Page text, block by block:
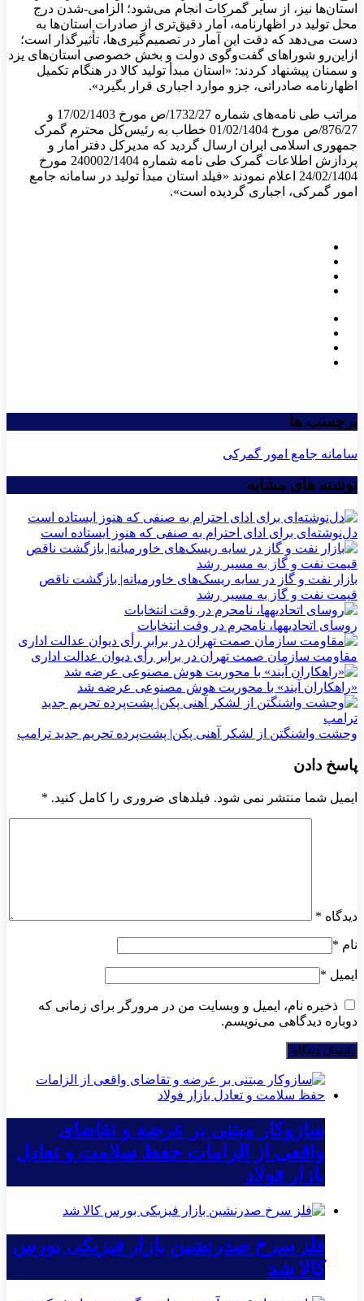
استان‌ها نیز، از سایر گمرکات انجام می‌شود؛ الزامی-شدن درج
محل تولید در اظهارنامه، آمار دقیق‌تری از صادرات استان‌ها به
دست می‌دهد که دقت این آمار در تصمیم‌گیری‌ها، تأثیرگذار است؛
ازاین‌رو شورا‌های گفت‌وگوی دولت و بخش خصوصی استان‌های یزد
و سمنان پیشنهاد کردند: «استان مبدأ تولید کالا در هنگام تکمیل
اظهارنامه صادراتی، جزو موارد اجباری قرار بگیرد».
مراتب طی نامه‌های شماره 1732/27/ص مورخ 17/02/1403 و
876/27/ص مورخ 01/02/1404 خطاب به رئیس‌کل محترم گمرک
جمهوری اسلامی ایران ارسال گردید که مدیرکل دفتر آمار و
پردازش اطلاعات گمرک طی نامه شماره 240002/1404 مورخ
24/02/1404 اعلام نمودند «فیلد استان مبدأ تولید در سامانه جامع
امور گمرکی، اجباری گردیده است».
برچسب ها
سامانه جامع امور گمرکی
نوشته های مشابه
دل‌نوشته‌ای برای ادای احترام به صنفی که هنوز ایستاده است
بازار نفت و گاز در سایه ریسک‌های خاورمیانه| بازگشت ناقص
قیمت نفت و گاز به مسیر رشد
روسای اتحادیه‎ها، نامحرم در وقت انتخابات
مقاومت سازمان صمت تهران در برابر رأی دیوان عدالت اداری
«راهکاران آیند» با محوریت هوش مصنوعی عرضه شد
وحشت واشنگتن از لشکر آهنی پکن| پشت‌پرده تحریم جدید ترامپ
پاسخ دادن
ایمیل شما منتشر نمی شود. فیلدهای ضروری را کامل کنید. *
دیدگاه *
نام *
ایمیل *
ذخیره نام، ایمیل و وبسایت من در مرورگر برای زمانی که
دوباره دیدگاهی می‌نویسم.
سازوکار مبتنی بر عرضه و تقاضای
واقعی از الزامات حفظ سلامت و تعادل
بازار فولاد
فلز سرخ صدرنشین بازار فیزیکی بورس
کالا شد